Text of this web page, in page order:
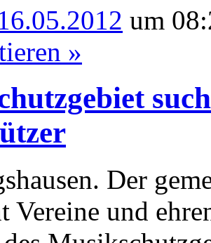
um
»
Der
Vereine und